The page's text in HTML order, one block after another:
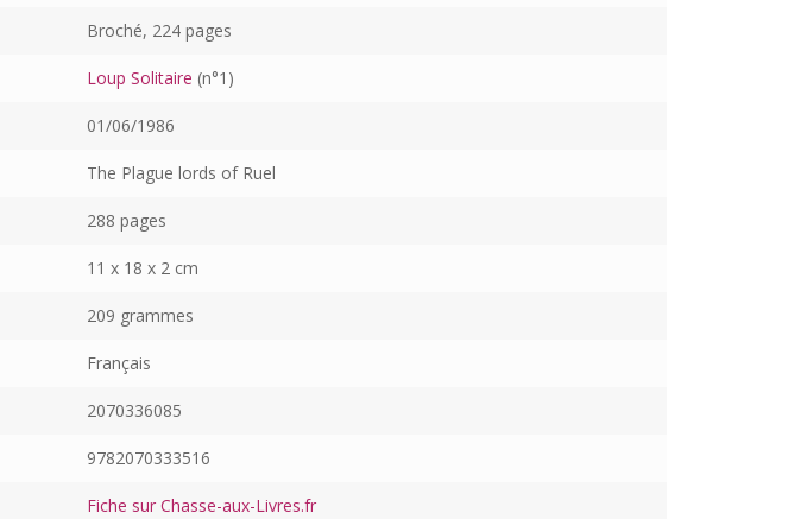
Broché, 224 pages
Loup Solitaire (n°1)
01/06/1986
The Plague lords of Ruel
288 pages
11 x 18 x 2 cm
209 grammes
Français
2070336085
9782070333516
Fiche sur Chasse-aux-Livres.fr